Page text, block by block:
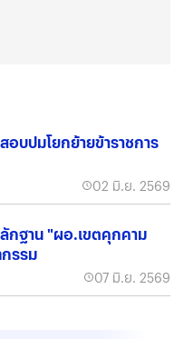
บปมโยกย้ายข้าราชการ
02 มิ.ย. 2569
กฐาน "ผอ.เขตคุกคาม
รรม
07 มิ.ย. 2569